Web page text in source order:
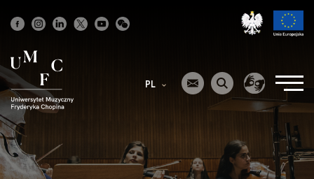
Strona
główna
PL